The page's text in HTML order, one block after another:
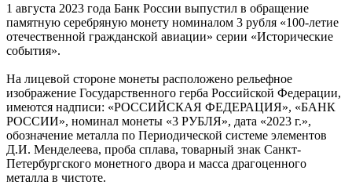
1 августа 2023 года Банк России выпустил в обращение
памятную серебряную монету номиналом 3 рубля «100-летие
отечественной гражданской авиации» серии «Исторические
события».
На лицевой стороне монеты расположено рельефное
изображение Государственного герба Российской Федерации,
имеются надписи: «РОССИЙСКАЯ ФЕДЕРАЦИЯ», «БАНК
РОССИИ», номинал монеты «3 РУБЛЯ», дата «2023 г.»,
обозначение металла по Периодической системе элементов
Д.И. Менделеева, проба сплава, товарный знак Санкт-
Петербургского монетного двора и масса драгоценного
металла в чистоте.